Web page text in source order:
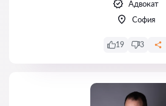
Адвокат
София
19 3